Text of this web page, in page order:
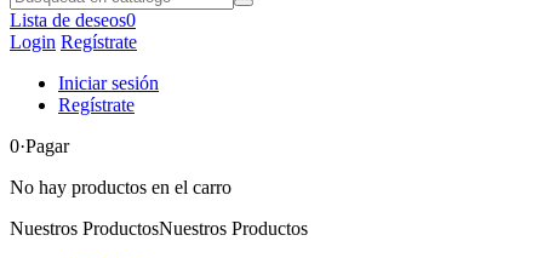
Lista de deseos0
Login Regístrate
Iniciar sesión
Regístrate
0·Pagar
No hay productos en el carro
Nuestros ProductosNuestros Productos